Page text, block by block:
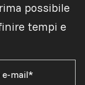
possibile
tempi e
e-mail*